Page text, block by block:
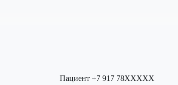
Пациент +7 917 78XXXXX